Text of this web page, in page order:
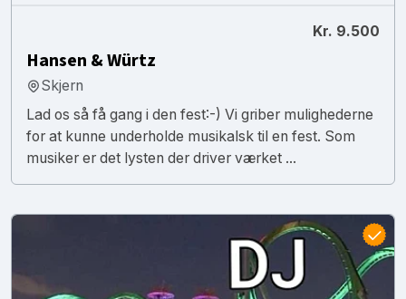
Kr. 9.500
Hansen & Würtz
Skjern
Lad os så få gang i den fest:-) Vi griber mulighederne
for at kunne underholde musikalsk til en fest. Som
musiker er det lysten der driver værket ...